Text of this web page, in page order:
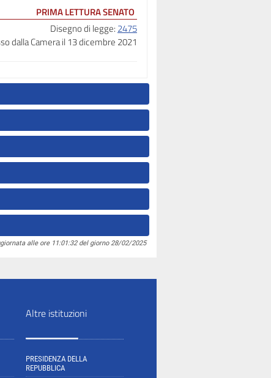
PRIMA LETTURA SENATO
Disegno di legge: 2475
dalla Camera il 13 dicembre 2021
alle ore 11:01:32 del giorno 28/02/2025
Altre istituzioni
PRESIDENZA DELLA
REPUBBLICA